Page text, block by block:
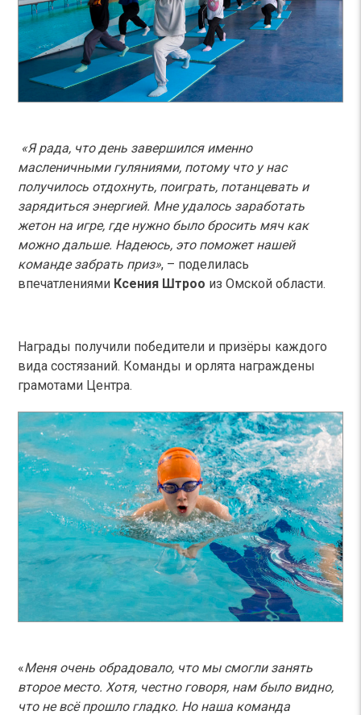
«Я рада, что день завершился именно
масленичными гуляниями, потому что у нас
получилось отдохнуть, поиграть, потанцевать и
зарядиться энергией. Мне удалось заработать
жетон на игре, где нужно было бросить мяч как
можно дальше. Надеюсь, это поможет нашей
команде забрать приз», – поделилась
впечатлениями Ксения Штроо из Омской области.
Награды получили победители и призёры каждого
вида состязаний. Команды и орлята награждены
грамотами Центра.
«Меня очень обрадовало, что мы смогли занять
второе место. Хотя, честно говоря, нам было видно,
что не всё прошло гладко. Но наша команда